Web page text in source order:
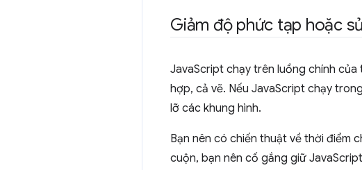
Giảm độ phức tạp hoặc
JavaScript chạy trên luồng chính
hợp, cả vẽ. Nếu JavaScript chạy
lỡ các khung hình.
Bạn nên có chiến thuật về thời điểm
cuộn, bạn nên cố gắng giữ